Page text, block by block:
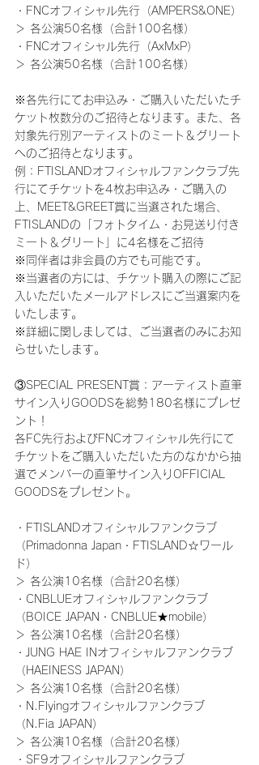
・FNCオフィシャル先行（AMPERS&ONE）
＞ 各公演50名様（合計100名様）
・FNCオフィシャル先行（AxMxP）
＞ 各公演50名様（合計100名様）
※各先行にてお申込み・ご購入いただいたチ
ケット枚数分のご招待となります。また、各
対象先行別アーティストのミート＆グリート
へのご招待となります。
例：FTISLANDオフィシャルファンクラブ先
行にてチケットを4枚お申込み・ご購入の
上、MEET&GREET賞に当選された場合、
FTISLANDの「フォトタイム・お見送り付き
ミート＆グリート」に4名様をご招待
※同伴者は非会員の方でも可能です。
※当選者の方には、チケット購入の際にご記
入いただいたメールアドレスにご当選案内を
いたします。
※詳細に関しましては、ご当選者のみにお知
らせいたします。
③SPECIAL PRESENT賞：アーティスト直筆
サイン入りGOODSを総勢180名様にプレゼ
ント！
各FC先行およびFNCオフィシャル先行にて
チケットをご購入いただいた方のなかから抽
選でメンバーの直筆サイン入りOFFICIAL
GOODSをプレゼント。
・FTISLANDオフィシャルファンクラブ
（Primadonna Japan・FTISLAND☆ワール
ド）
＞ 各公演10名様（合計20名様）
・CNBLUEオフィシャルファンクラブ
（BOICE JAPAN・CNBLUE★mobile）
＞ 各公演10名様（合計20名様）
・JUNG HAE INオフィシャルファンクラブ
（HAEINESS JAPAN）
＞ 各公演10名様（合計20名様）
・N.Flyingオフィシャルファンクラブ
（N.Fia JAPAN）
＞ 各公演10名様（合計20名様）
・SF9オフィシャルファンクラブ